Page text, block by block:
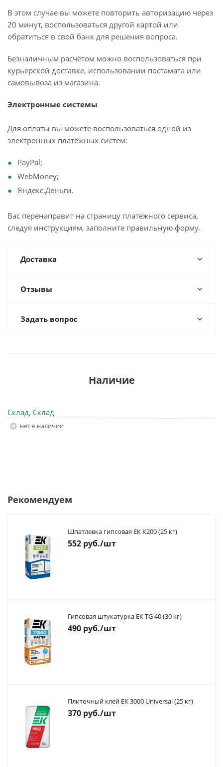
В этом случае вы можете повторить авторизацию через
20 минут, воспользоваться другой картой или
обратиться в свой банк для решения вопроса.
Безналичным расчётом можно воспользоваться при
курьерской доставке, использовании постамата или
самовывоза из магазина.
Электронные системы
Для оплаты вы можете воспользоваться одной из
электронных платёжных систем:
PayPal;
WebMoney;
Яндекс.Деньги.
Вас перенаправит на страницу платежного сервиса,
следуя инструкциям, заполните правильную форму.
Доставка
Отзывы
Задать вопрос
Наличие
Склад, Склад
Нет в наличии
Рекомендуем
Шпатлевка гипсовая ЕК К200 (25 кг)
552 руб./шт
Гипсовая штукатурка ЕК TG 40 (30 кг)
490 руб./шт
Плиточный клей ЕК 3000 Universal (25 кг)
370 руб./шт